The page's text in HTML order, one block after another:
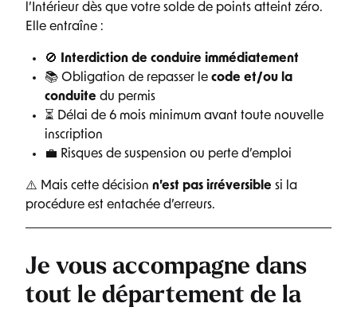
l’Intérieur dès que votre solde de points atteint zéro.
Elle entraîne :
🚫
Interdiction de conduire immédiatement
📚 Obligation de repasser le code et/ou la
conduite du permis
⏳ Délai de 6 mois minimum avant toute nouvelle
inscription
💼 Risques de suspension ou perte d’emploi
⚠️ Mais cette décision n’est pas irréversible si la
procédure est entachée d’erreurs.
Je vous accompagne dans
tout le département de la